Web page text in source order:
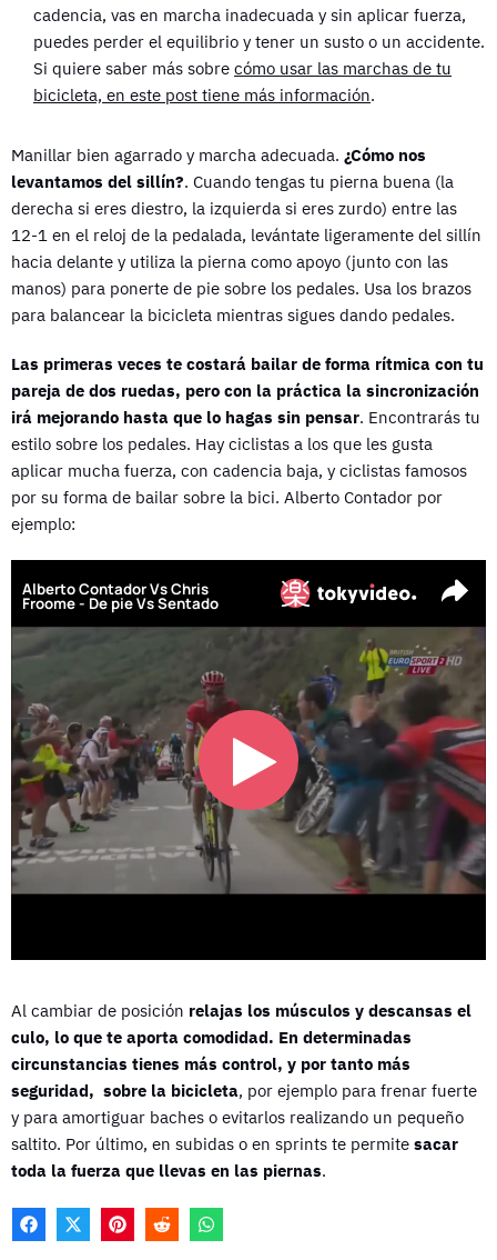
cadencia, vas en marcha inadecuada y sin aplicar fuerza,
puedes perder el equilibrio y tener un susto o un accidente.
Si quiere saber más sobre cómo usar las marchas de tu
bicicleta, en este post tiene más información.
Manillar bien agarrado y marcha adecuada. ¿Cómo nos
levantamos del sillín?. Cuando tengas tu pierna buena (la
derecha si eres diestro, la izquierda si eres zurdo) entre las
12-1 en el reloj de la pedalada, levántate ligeramente del sillín
hacia delante y utiliza la pierna como apoyo (junto con las
manos) para ponerte de pie sobre los pedales. Usa los brazos
para balancear la bicicleta mientras sigues dando pedales.
Las primeras veces te costará bailar de forma rítmica con tu
pareja de dos ruedas, pero con la práctica la sincronización
irá mejorando hasta que lo hagas sin pensar. Encontrarás tu
estilo sobre los pedales. Hay ciclistas a los que les gusta
aplicar mucha fuerza, con cadencia baja, y ciclistas famosos
por su forma de bailar sobre la bici. Alberto Contador por
ejemplo:
Al cambiar de posición relajas los músculos y descansas el
culo, lo que te aporta comodidad. En determinadas
circunstancias tienes más control, y por tanto más
seguridad, sobre la bicicleta, por ejemplo para frenar fuerte
y para amortiguar baches o evitarlos realizando un pequeño
saltito. Por último, en subidas o en sprints te permite sacar
toda la fuerza que llevas en las piernas.
F
P
R